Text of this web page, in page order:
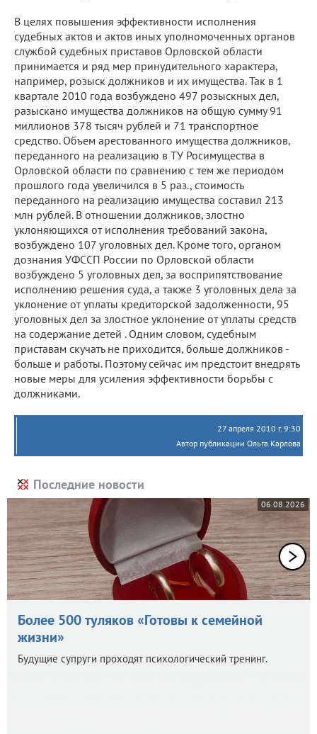
В целях повышения эффективности исполнения
судебных актов и актов иных уполномоченных органов
службой судебных приставов Орловской области
принимается и ряд мер принудительного характера,
например, розыск должников и их имущества. Так в 1
квартале 2010 года возбуждено 497 розыскных дел,
разыскано имущества должников на общую сумму 91
миллионов 378 тысяч рублей и 71 транспортное
средство. Объем арестованного имущества должников,
переданного на реализацию в ТУ Росимущества в
Орловской области по сравнению с тем же периодом
прошлого года увеличился в 5 раз., стоимость
переданного на реализацию имущества составил 213
млн рублей. В отношении должников, злостно
уклоняющихся от исполнения требований закона,
возбуждено 107 уголовных дел. Кроме того, органом
дознания УФССП России по Орловской области
возбуждено 5 уголовных дел, за восприпятствование
исполнению решения суда, а также 3 уголовных дела за
уклонение от уплаты кредиторской задолженности, 95
уголовных дел за злостное уклонение от уплаты средств
на содержание детей . Одним словом, судебным
приставам скучать не приходится, больше должников -
больше и работы. Поэтому сейчас им предстоит внедрять
новые меры для усиления эффективности борьбы с
должниками.
27 апреля 2010 г. 9:30
Автор публикации Ольга Карлова
Последние новости
06.08.2026
Более 500 туляков «Готовы к семейной
жизни»
Будущие супруги проходят психологический тренинг.